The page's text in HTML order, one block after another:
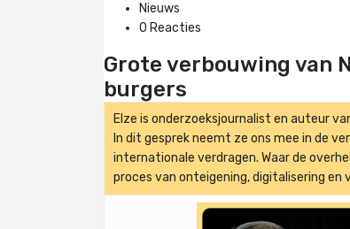
Nieuws
0 Reacties
Grote verbouwing van
burgers
Elze is onderzoeksjournalist en auteur
In dit gesprek neemt ze ons mee in de
internationale verdragen. Waar de
proces van onteigening, digitalisering en